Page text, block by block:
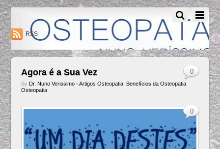
Osteopatia Nuno Verissimo - Osteopatia Amadora - Lisboa
RSS
Agora é a Sua Vez
By Dr. Nuno Verissimo• Artigos Osteopatia, Benefícios da Osteopatia,
Osteopatia
0
0